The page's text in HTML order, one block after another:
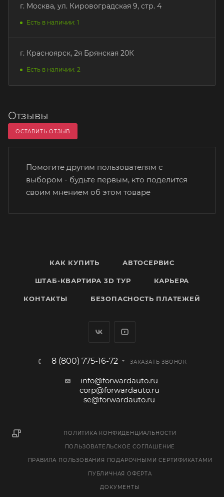
г. Москва, ул. Кировоградская 9, стр. 4
Есть в наличии: 1
г. Красноярск, 2я Брянская 20К
Есть в наличии: 2
Отзывы
ОСТАВИТЬ ОТЗЫВ
Помогите другим пользователям с
выбором - будьте первым, кто поделится
своим мнением об этом товаре
КАК КУПИТЬ АВТОСЕРВИС
ШТАБ-КВАРТИРА 3D ТУР КАРЬЕРА
КОНТАКТЫ БЕЗОПАСНОСТЬ ПЛАТЕЖЕЙ
8 (800) 775-16-72 ЗАКАЗАТЬ ЗВОНОК
info@forwardauto.ru
corp@forwardauto.ru
se@forwardauto.ru
ПОЛИТИКА КОНФИДЕНЦИАЛЬНОСТИ
ПОЛЬЗОВАТЕЛЬСКОЕ СОГЛАШЕНИЕ
ПРАВИЛА ПОЛЬЗОВАНИЯ ПОДАРОЧНЫМИ СЕРТИФИКАТАМИ
ПУБЛИЧНАЯ ОФЕРТА
ДОКУМЕНТЫ